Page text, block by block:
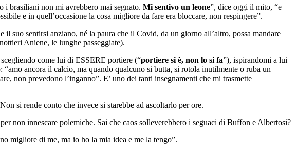
i brasiliani non mi avrebbero mai segnato. Mi sentivo un leone”, dice oggi il mito, “e
e in quell’occasione la cosa migliore da fare era bloccare, non respingere”.
suo sentirsi anziano, né la paura che il Covid, da un giorno all’altro, possa mandare
Aniene, le lunghe passeggiate).
come lui di ESSERE portiere (“portiere si è, non lo si fa”), ispirandomi a lui
ancora il calcio, ma quando qualcuno si butta, si rotola inutilmente o ruba un
non prevedono l’inganno”. E’ uno dei tanti insegnamenti che mi trasmette
si rende conto che invece si starebbe ad ascoltarlo per ore.
non innescare polemiche. Sai che caos solleverebbero i seguaci di Buffon e Albertosi?
migliore di me, ma io ho la mia idea e me la tengo”.